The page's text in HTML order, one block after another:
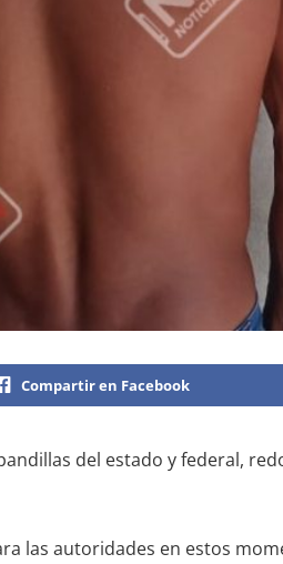
Compartir en Facebook
del estado y federal,
las autoridades en estos